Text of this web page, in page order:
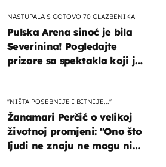
NASTUPALA S GOTOVO 70 GLAZBENIKA
Pulska Arena sinoć je bila
Severinina! Pogledajte
prizore sa spektakla koji je
''NIŠTA POSEBNIJE I BITNIJE...''
Žanamari Perčić o velikoj
životnoj promjeni: "Ono što
ljudi ne znaju ne mogu ni